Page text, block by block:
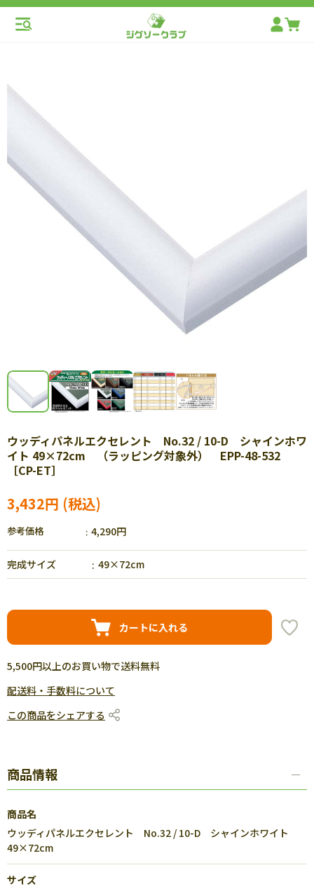
ウッディパネルエクセレント No.32 / 10-D シャインホワ
イト 49×72cm （ラッピング対象外） EPP-48-532
［CP-ET］
3,432円
参考価格 4,290円
完成サイズ 49×72cm
カートに入れる
5,500円以上のお買い物で送料無料
配送料・手数料について
この商品をシェアする
商品情報
商品名
ウッディパネルエクセレント No.32 / 10-D シャインホワイト
49×72cm
サイズ